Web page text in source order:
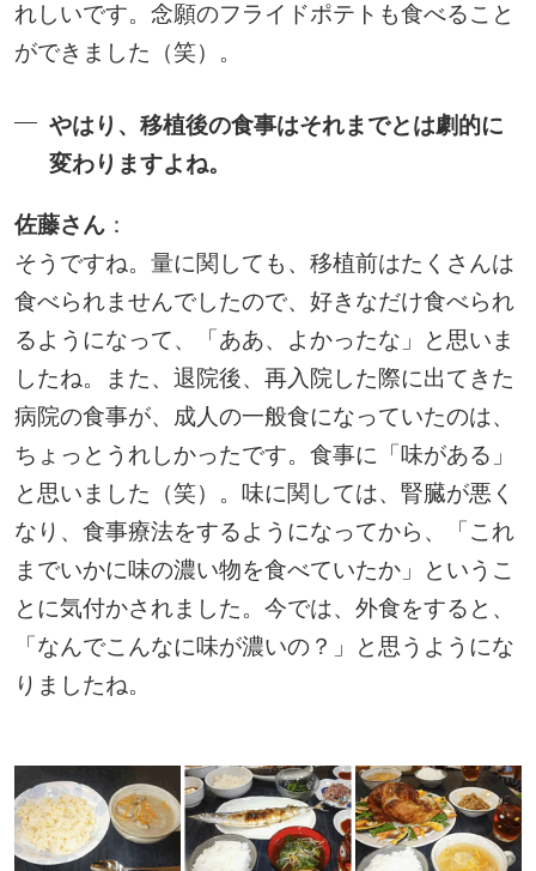
れしいです。念願のフライドポテトも食べること
ができました（笑）。
やはり、移植後の食事はそれまでとは劇的に
変わりますよね。
佐藤さん：
そうですね。量に関しても、移植前はたくさんは
食べられませんでしたので、好きなだけ食べられ
るようになって、「ああ、よかったな」と思いま
したね。また、退院後、再入院した際に出てきた
病院の食事が、成人の一般食になっていたのは、
ちょっとうれしかったです。食事に「味がある」
と思いました（笑）。味に関しては、腎臓が悪く
なり、食事療法をするようになってから、「これ
までいかに味の濃い物を食べていたか」というこ
とに気付かされました。今では、外食をすると、
「なんでこんなに味が濃いの？」と思うようにな
りましたね。